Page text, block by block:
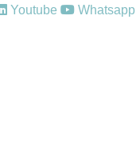
Youtube
Whatsapp